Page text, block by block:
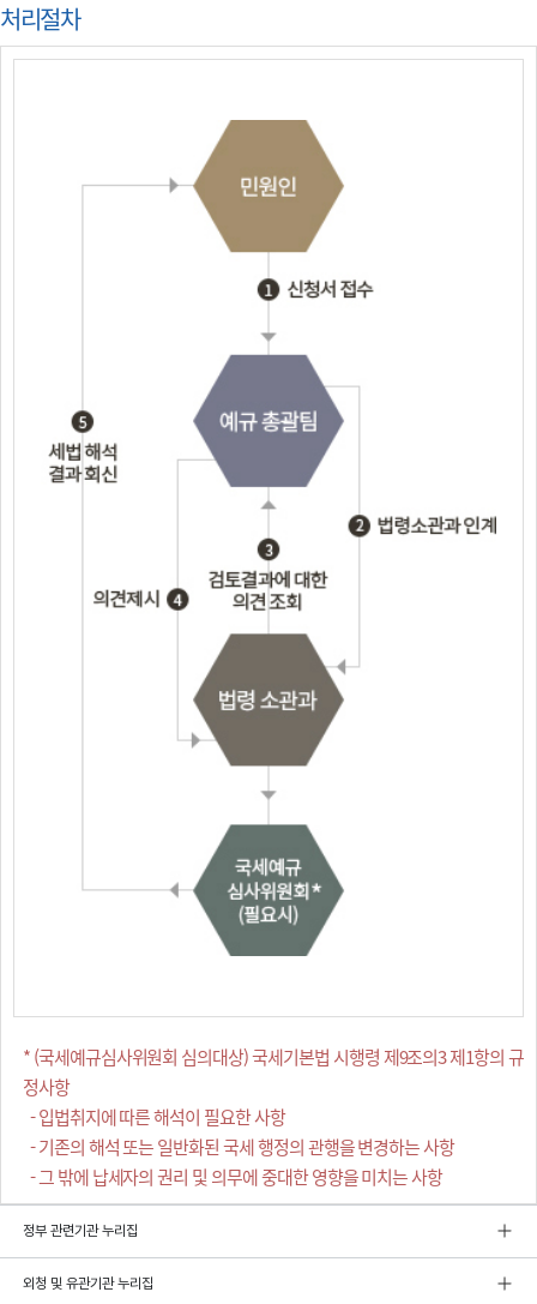
처리절차
* (국세예규심사위원회 심의대상) 국세기본법 시행령 제9조의3 제1항의 규
정사항
- 입법취지에 따른 해석이 필요한 사항
- 기존의 해석 또는 일반화된 국세 행정의 관행을 변경하는 사항
- 그 밖에 납세자의 권리 및 의무에 중대한 영향을 미치는 사항
정부 관련기관 누리집
외청 및 유관기관 누리집